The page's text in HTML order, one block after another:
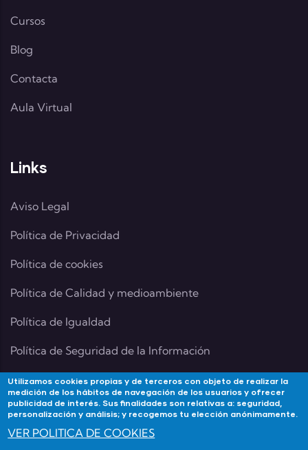
Cursos
Blog
Contacta
Aula Virtual
Links
Aviso Legal
Política de Privacidad
Política de cookies
Política de Calidad y medioambiente
Política de Igualdad
Política de Seguridad de la Información
Contacta
Utilizamos cookies propias y de terceros con objeto de realizar la
medición de los hábitos de navegación de los usuarios y ofrecer
publicidad de interés. Sus finalidades son relativas a: seguridad,
personalización y análisis; y recogemos tu elección anónimamente.
VER POLITICA DE COOKIES